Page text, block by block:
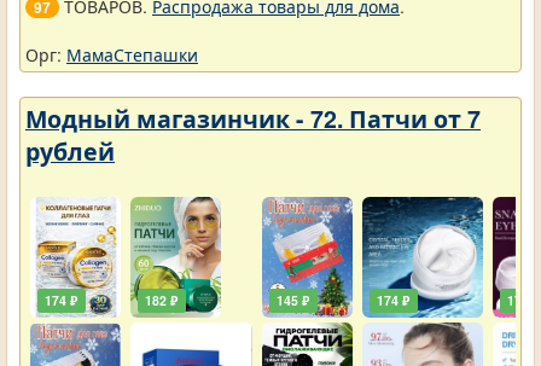
97 ТОВАРОВ. Распродажа товары для дома.
Орг: МамаСтепашки
Модный магазинчик - 72. Патчи от 7
рублей
174 ₽ 182 ₽ 145 ₽ 174 ₽ 174 ₽